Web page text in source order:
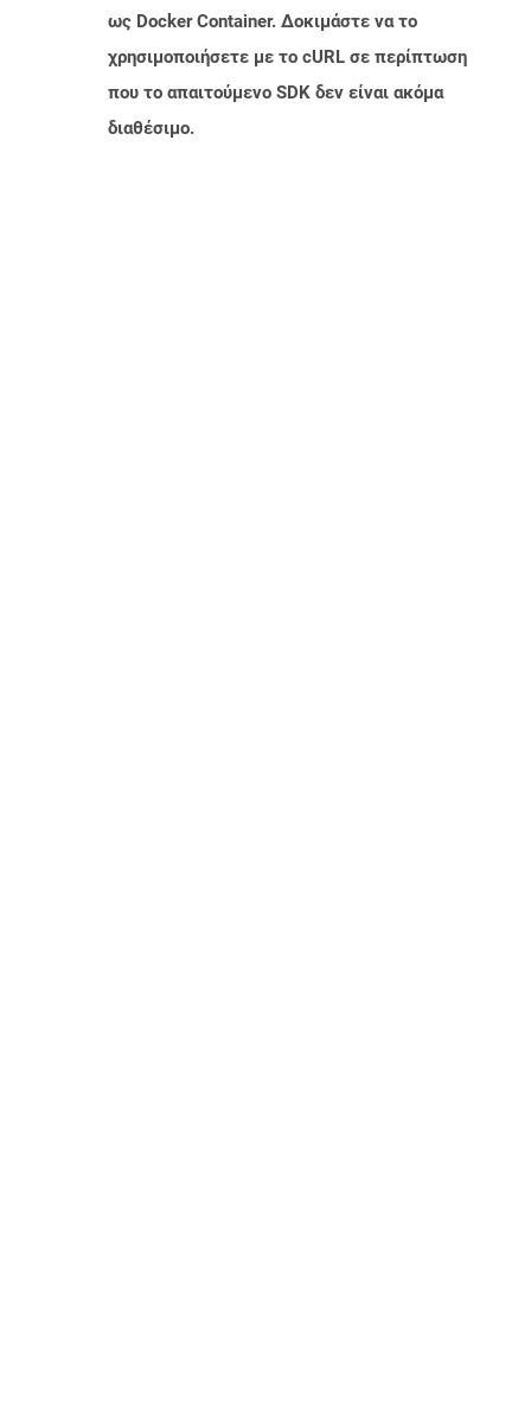
ως Docker Container. Δοκιμάστε να το
χρησιμοποιήσετε με το cURL σε περίπτωση
που το απαιτούμενο SDK δεν είναι ακόμα
διαθέσιμο.